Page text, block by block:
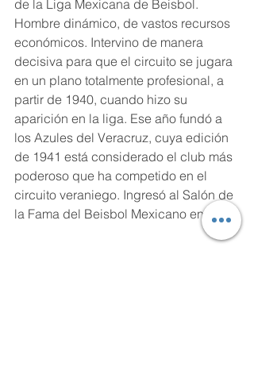
de la Liga Mexicana de Beisbol.
Hombre dinámico, de vastos recursos
económicos. Intervino de manera
decisiva para que el circuito se jugara
en un plano totalmente profesional, a
partir de 1940, cuando hizo su
aparición en la liga. Ese año fundó a
los Azules del Veracruz, cuya edición
de 1941 está considerado el club más
poderoso que ha competido en el
circuito veraniego. Ingresó al Salón de
la Fama del Beisbol Mexicano en 1971.